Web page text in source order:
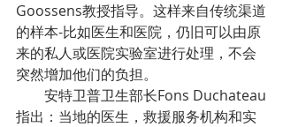
Goossens教授指导。这样来自传统渠道
的样本-比如医生和医院，仍旧可以由原
来的私人或医院实验室进行处理，不会
突然增加他们的负担。
安特卫普卫生部长Fons Duchateau
指出：当地的医生，救援服务机构和实